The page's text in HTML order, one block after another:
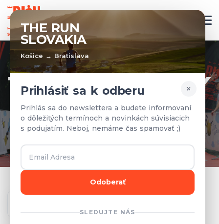
THE RUN
SLOVAKIA
Košice → Bratislava
×
Prihlásiť sa k odberu
Prihlás sa do newslettera a budete informovaní
o dôležitých termínoch a novinkách súvisiacich
s podujatím. Neboj, nemáme čas spamovať ;)
Odoberať
SLEDUJTE NÁS
TÍMY A VÝSLEDKY
Prihlásené tímy a výsledky z
predchádzajúcich rokov.